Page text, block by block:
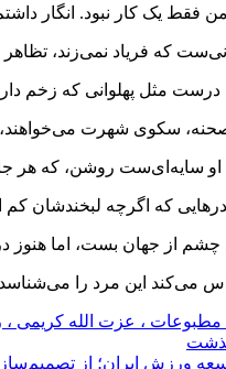
فقط یک کار نبود. انگار
که فریاد نمی‌زند،
مثل پهلوانی که زخم
صحنه، سکوی شهرت
او سایه‌ای‌ست روشن، که هر
که اگرچه لبخندشان
از جهان بست، اما هنوز
می‌کند این مرد را
مطبوعات ، عزت الله کریمی ،
ورزش ایران؛ از